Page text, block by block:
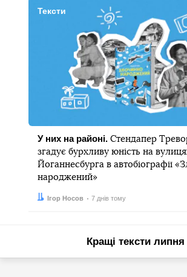
Тексти
У них на районі.Стендапер
згадує бурхливу юність на
Йоганнесбурга в автобіографії
народжений»
Автор:
Ігор Носов
Дата: 7 днів тому
Кращі тексти липня